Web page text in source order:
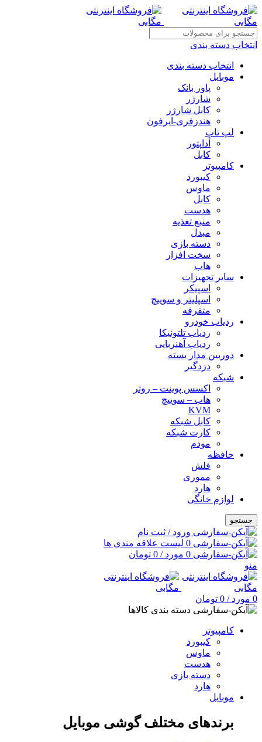
انتخاب دسته بندی
انتخاب دسته بندی
موبایل
پاور بانک
شارژر
کابل شارژر
هندزفری-ایرفون
لپ تاپ
آداپتور
کابل
کامپیوتر
کیبورد
ماوس
کابل
هدست
منبع تغذیه
مبدل
دسته بازی
سخت افزار
هاب
سایر تجهیزات
اسپیکر
اسپلیتر و سوییچ
متفرقه
ردیاب خودرو
ردیاب تلتونیکا
ردیاب آهنربایی
دوربین مدار بسته
دزدگیر
شبکه
اکسس پوینت – روتر
هاب – سوییچ
KVM
کابل شبکه
کارت شبکه
مودم
حافظه
فلش
مموری
هارد
لوازم خانگی
جستجو
ورود / ثبت نام
0 لیست علاقه مندی ها
0 مورد/
0 تومان
منو
0 مورد/
0 تومان
دسته بندی کالاها
کامپیوتر
کیبورد
ماوس
هدست
دسته بازی
هارد
موبایل
برندهای مختلف گوشی موبایل